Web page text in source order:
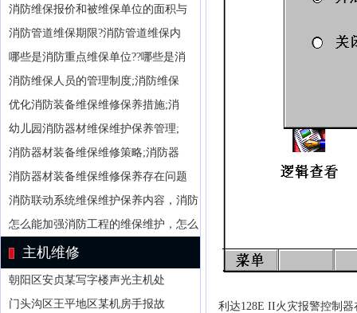
消防维保报价和被维保单位的面积与
消防管道维保期限?消防管道维保内
哪些是消防重点维保单位??哪些是消
消防维保人员的管理制度;消防维保
优化消防装备维保维修保养措施;消
幼儿园消防器材维保维护保养管理;
消防器材装备维保维修策略;消防器
消防器材装备维保维修保养存在问题
消防联动系统维保维护保养内容，消防
怎么能加强消防工程的维保维护，怎么
主机维修
朝阳区安贞某写字楼声光主机处
门头沟区王平地区某机房手报故
利达128E II火灾报警控制